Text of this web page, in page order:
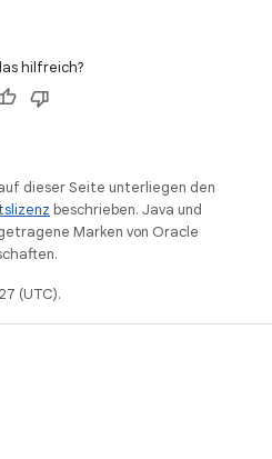
hilfreich?
dieser Seite unterliegen den
beschrieben. Java und
Marken von Oracle
(UTC).